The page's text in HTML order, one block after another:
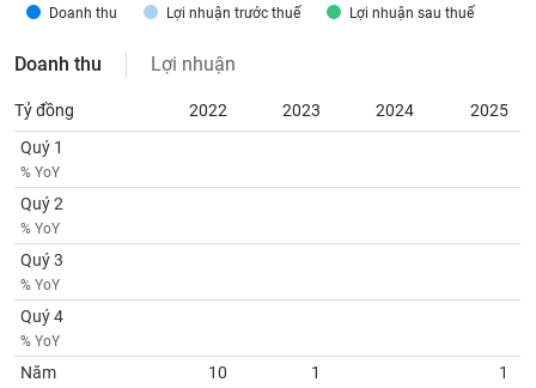
Doanh thu Lợi nhuận trước thuế Lợi nhuận sau thuế
Doanh thu Lợi nhuận
Tỷ đồng 2022 2023 2024
2025
Quý 1
% YoY
Quý 2
% YoY
Quý 3
% YoY
Quý 4
% YoY
Năm 10 1 1